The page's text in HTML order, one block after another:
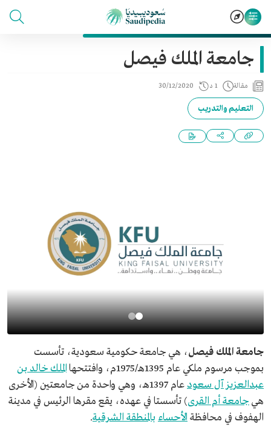
جامعة الملك فيصل
مقالة 1 د 30/12/2020
التعليم والتدريب
جامعة الملك فيصل، هي جامعة حكومية سعودية، تأسست
بموجب مرسوم ملكي عام 1395هـ/1975م، وافتتحها
الملك خالد بن
عبدالعزيز آل سعود
عام 1397هـ، وهي واحدة من جامعتين (الأخرى
هي جامعة أم القرى) تأسستا في عهده، يقع مقرها الرئيس في مدينة
الهفوف في محافظة الأحساء بالمنطقة الشرقية.